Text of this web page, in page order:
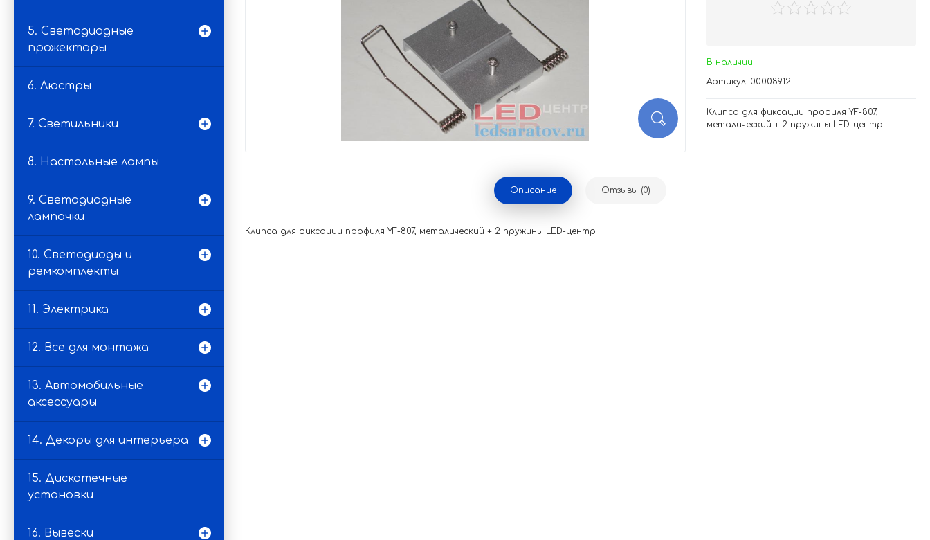
5. Светодиодные
прожекторы
6. Люстры
7. Светильники
8. Настольные лампы
9. Светодиодные
лампочки
10. Светодиоды и
ремкомплекты
11. Электрика
12. Все для монтажа
13. Автомобильные
аксессуары
14. Декоры для интерьера
15. Дискотечные
установки
16. Вывески
В наличии
Артикул: 00008912
Клипса для фиксации профиля YF-807,
металический + 2 пружины LED-центр
Описание Отзывы (0)
Клипса для фиксации профиля YF-807, металический + 2 пружины LED-центр